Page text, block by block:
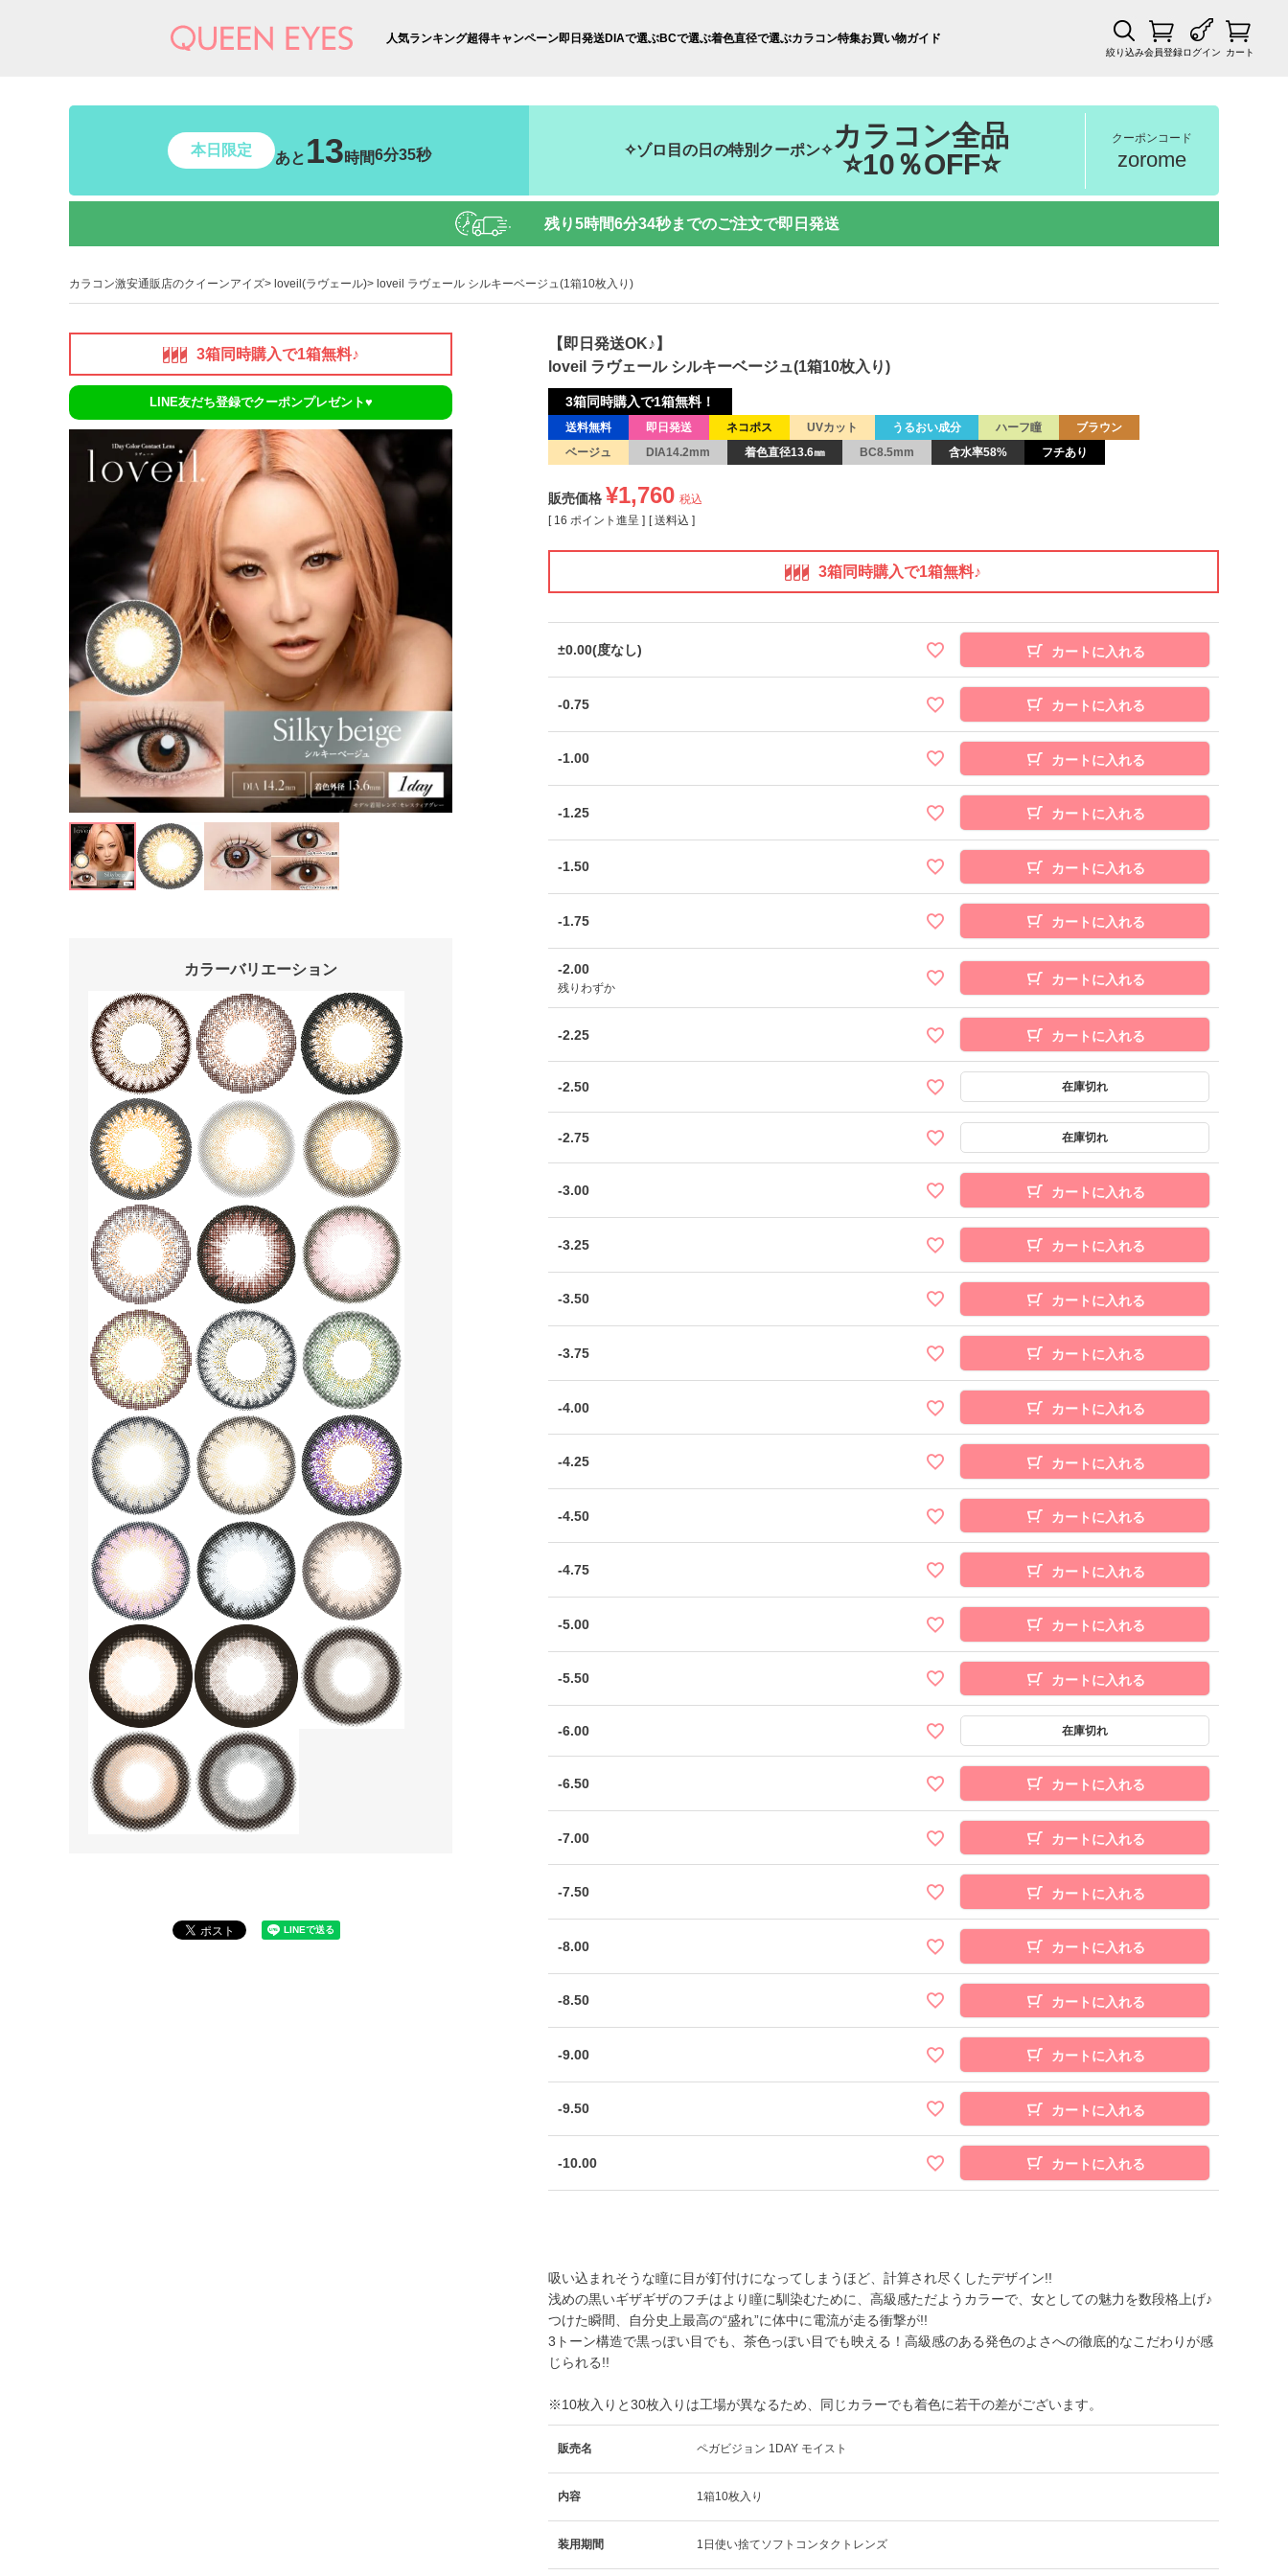
人気ランキング超得キャンペーン即日発送DIAで選ぶBCで選ぶ着色直径で選ぶカラコン特集お買い物ガイド
絞り込み会員登録ログイン カート
本日限定 あと 13時間6分33秒 ✧ゾロ目の日の特別クーポン✧ カラコン全品
⭐10％OFF⭐
クーポンコード
zorome
残り5時間6分33秒までのご注文で即日発送
カラコン激安通販店のクイーンアイズ loveil(ラヴェール) loveil ラヴェール シルキーベージュ(1箱10枚入り)
3箱同時購入で1箱無料♪
LINE友だち登録でクーポンプレゼント♥
カラーバリエーション
【即日発送OK♪】
loveil ラヴェール シルキーベージュ(1箱10枚入り)
送料無料 即日発送 ネコポス UVカット うるおい成分 ハーフ瞳
ブラウン
ベージュ
DIA14.2mm 着色直径13.6㎜ BC8.5mm 含水率58% フチあり
3箱同時購入で1箱無料！
販売価格 ¥1,760 税込
[ 16 ポイント進呈 ] 送料込
3箱同時購入で1箱無料♪
±0.00(度なし) カートに入れる
-0.75 カートに入れる
-1.00 カートに入れる
-1.25 カートに入れる
-1.50 カートに入れる
-1.75 カートに入れる
-2.00
残りわずか
カートに入れる
-2.25 カートに入れる
-2.50
-2.75
-3.00 カートに入れる
-3.25 カートに入れる
-3.50 カートに入れる
-3.75 カートに入れる
-4.00 カートに入れる
-4.25 カートに入れる
-4.50 カートに入れる
-4.75 カートに入れる
-5.00 カートに入れる
-5.50 カートに入れる
-6.00
-6.50 カートに入れる
-7.00 カートに入れる
-7.50 カートに入れる
-8.00 カートに入れる
-8.50 カートに入れる
-9.00 カートに入れる
-9.50 カートに入れる
-10.00 カートに入れる
吸い込まれそうな瞳に目が釘付けになってしまうほど、計算され尽くしたデザイン!!
浅めの黒いギザギザのフチはより瞳に馴染むために、高級感ただようカラーで、女としての魅力を数段格上げ♪
つけた瞬間、自分史上最高の“盛れ”に体中に電流が走る衝撃が!!
3トーン構造で黒っぽい目でも、茶色っぽい目でも映える！高級感のある発色のよさへの徹底的なこだわりが感
じられる!!
※10枚入りと30枚入りは工場が異なるため、同じカラーでも着色に若干の差がございます。
販売名 ペガビジョン 1DAY モイスト
内容 1箱10枚入り
装用期間 1日使い捨てソフトコンタクトレンズ